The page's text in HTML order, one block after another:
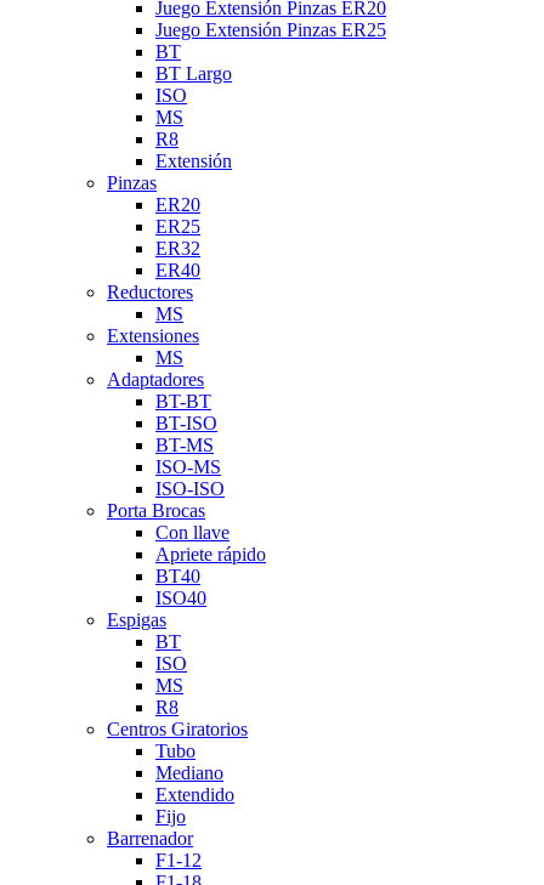
Juego Extensión Pinzas ER20
Juego Extensión Pinzas ER25
BT
BT Largo
ISO
MS
R8
Extensión
Pinzas
ER20
ER25
ER32
ER40
Reductores
MS
Extensiones
MS
Adaptadores
BT-BT
BT-ISO
BT-MS
ISO-MS
ISO-ISO
Porta Brocas
Con llave
Apriete rápido
BT40
ISO40
Espigas
BT
ISO
MS
R8
Centros Giratorios
Tubo
Mediano
Extendido
Fijo
Barrenador
F1-12